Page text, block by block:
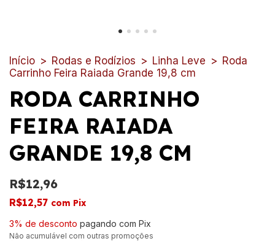
Início > Rodas e Rodízios > Linha Leve > Roda
Carrinho Feira Raiada Grande 19,8 cm
RODA CARRINHO
FEIRA RAIADA
GRANDE 19,8 CM
R$12,96
R$12,57 com Pix
3% de desconto pagando com Pix
Não acumulável com outras promoções